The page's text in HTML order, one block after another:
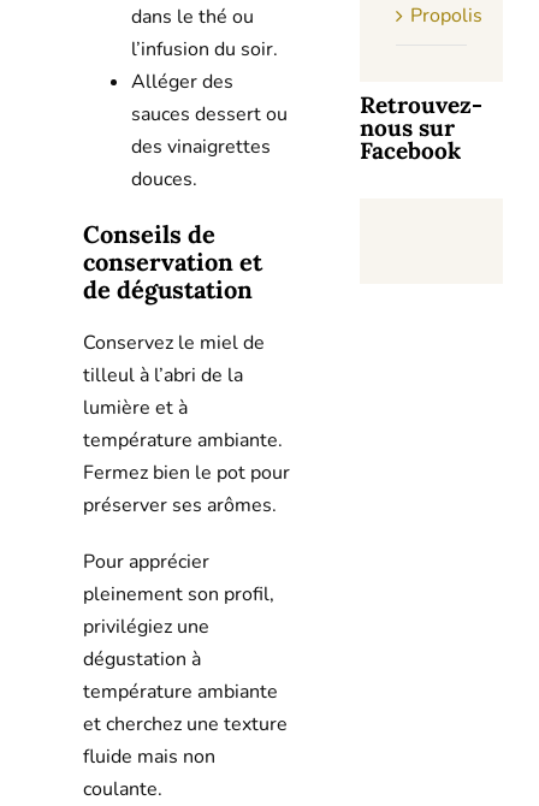
dans le thé ou
l’infusion du soir.
Alléger des
sauces dessert ou
des vinaigrettes
douces.
Conseils de
conservation et
de dégustation
Conservez le miel de
tilleul à l’abri de la
lumière et à
température ambiante.
Fermez bien le pot pour
préserver ses arômes.
Pour apprécier
pleinement son profil,
privilégiez une
dégustation à
température ambiante
et cherchez une texture
fluide mais non
coulante.
Propolis
Retrouvez-
nous sur
Facebook